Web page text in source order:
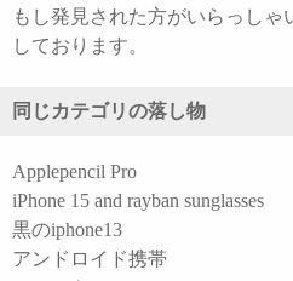
もし発見された方がいらっしゃ
しております。
同じカテゴリの落し物
Applepencil Pro
iPhone 15 and rayban sunglasses
黒のiphone13
アンドロイド携帯